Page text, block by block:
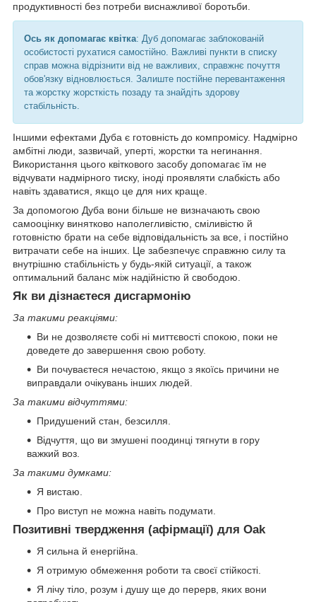
продуктивності без потреби виснажливої боротьби.
Ось як допомагає квітка: Дуб допомагає заблокованій
особистості рухатися самостійно. Важливі пункти в списку
справ можна відрізнити від не важливих, справжнє почуття
обов'язку відновлюється. Залиште постійне перевантаження
та жорстку жорсткість позаду та знайдіть здорову
стабільність.
Іншими ефектами Дуба є готовність до компромісу. Надмірно
амбітні люди, зазвичай, уперті, жорстки та негинання.
Використання цього квіткового засобу допомагає їм не
відчувати надмірного тиску, іноді проявляти слабкість або
навіть здаватися, якщо це для них краще.
За допомогою Дуба вони більше не визначають свою
самооцінку винятково наполегливістю, сміливістю й
готовністю брати на себе відповідальність за все, і постійно
витрачати себе на інших. Це забезпечує справжню силу та
внутрішню стабільність у будь-якій ситуації, а також
оптимальний баланс між надійністю й свободою.
Як ви дізнаєтеся дисгармонію
За такими реакціями:
Ви не дозволяєте собі ні миттєвості спокою, поки не
доведете до завершення свою роботу.
Ви почуваєтеся нечастою, якщо з якоїсь причини не
виправдали очікувань інших людей.
За такими відчуттями:
Придушений стан, безсилля.
Відчуття, що ви змушені поодинці тягнути в гору
важкий воз.
За такими думками:
Я вистаю.
Про виступ не можна навіть подумати.
Позитивні твердження (афірмації) для Oak
Я сильна й енергійна.
Я отримую обмеження роботи та своєї стійкості.
Я лічу тіло, розум і душу ще до перерв, яких вони